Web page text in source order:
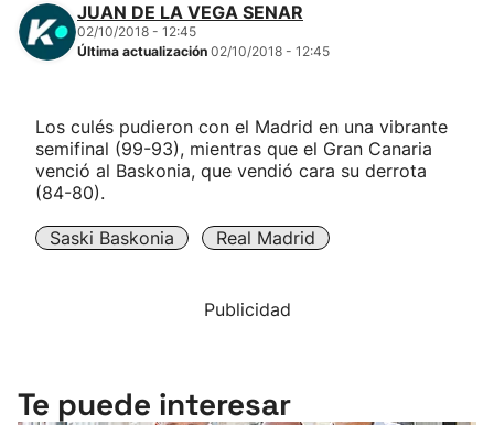
Kirolak 360
Carreras de montaña
JUAN DE LA VEGA SENAR
02/10/2018 - 12:45
Última actualización 02/10/2018 - 12:45
Los culés pudieron con el Madrid en una vibrante
semifinal (99-93), mientras que el Gran Canaria
venció al Baskonia, que vendió cara su derrota
(84-80).
Saski Baskonia Real Madrid
Publicidad
Te puede interesar